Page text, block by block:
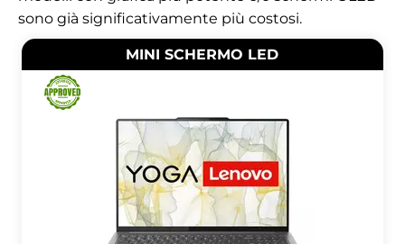
sono già significativamente più costosi.
MINI SCHERMO LED